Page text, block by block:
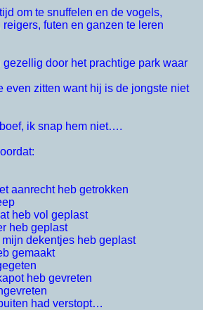
om te snuffelen en de vogels,
futen en ganzen te leren
door het prachtige park waar
even zitten want hij is de jongste niet
ik snap hem niet….
aanrecht heb getrokken
heb vol geplast
heb geplast
dekentjes heb geplast
gemaakt
heb gevreten
had verstopt…